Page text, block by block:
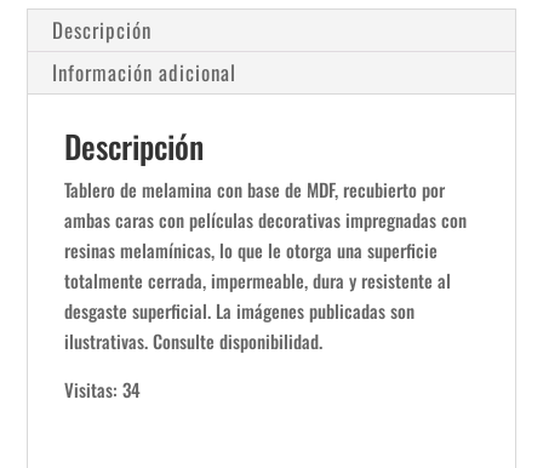
Descripción
Información adicional
Descripción
Tablero de melamina con base de MDF, recubierto por
ambas caras con películas decorativas impregnadas con
resinas melamínicas, lo que le otorga una superficie
totalmente cerrada, impermeable, dura y resistente al
desgaste superficial. La imágenes publicadas son
ilustrativas. Consulte disponibilidad.
Visitas: 34